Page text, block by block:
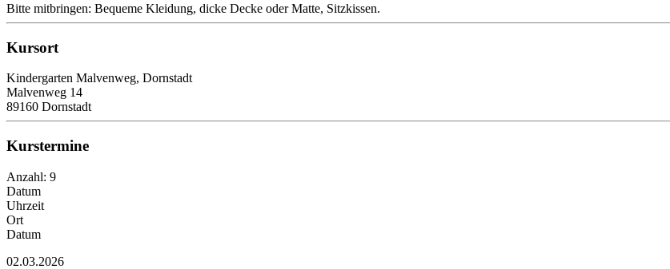
Bitte mitbringen: Bequeme Kleidung, dicke Decke oder Matte, Sitzkissen.
Kursort
Kindergarten Malvenweg, Dornstadt
Malvenweg 14
89160 Dornstadt
Kurstermine
Anzahl: 9
Datum
Uhrzeit
Ort
Datum
02.03.2026